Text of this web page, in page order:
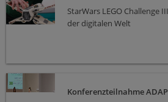
StarWars LEGO Challenge
der digitalen Welt
Konferenzteilnahme